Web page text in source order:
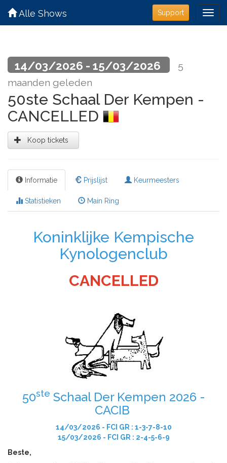
Support
Alle Shows
14/03/2026 - 15/03/2026
5
maanden geleden
50ste Schaal Der Kempen -
CANCELLED
Koop tickets
Informatie Prijslijst Keurmeesters
Statistieken Main Ring
Koninklijke Kempische
Kynologenclub
CANCELLED
50ste Schaal Der Kempen 2026 -
CACIB
14/03/2026 - FCI GR : 1-3-7-8-10
15/03/2026 - FCI GR : 2-4-5-6-9
Beste,